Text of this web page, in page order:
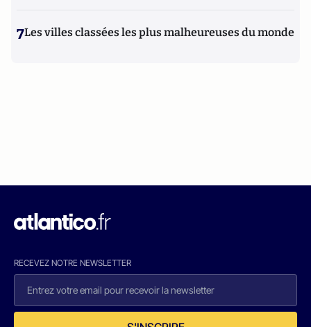
7Les villes classées les plus malheureuses du monde
RECEVEZ NOTRE NEWSLETTER